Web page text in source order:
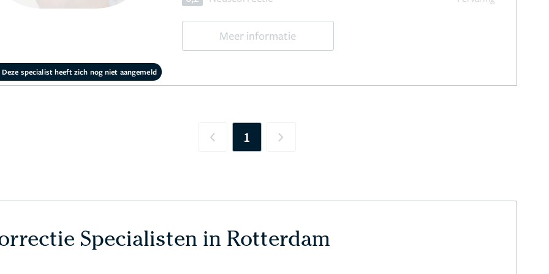
Deze specialist heeft zich nog niet aangemeld
Meer informatie
Previous
1 Next
Specialisten in Rotterdam